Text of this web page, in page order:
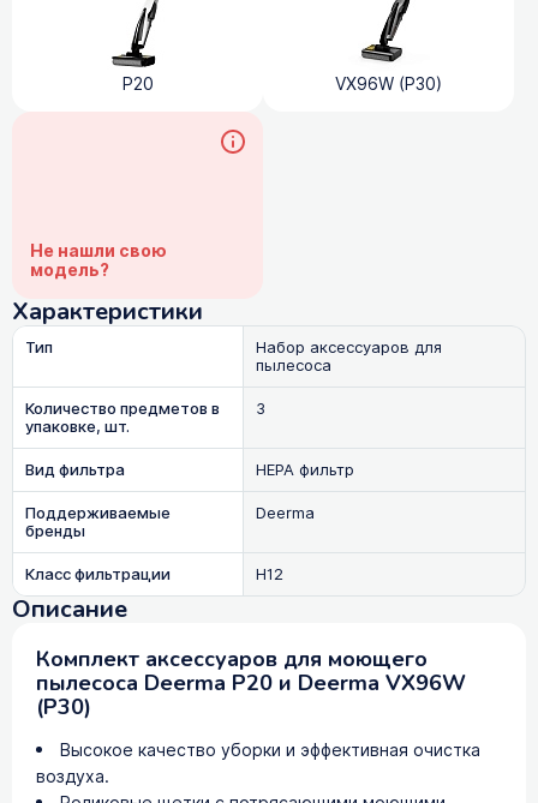
P20 VX96W (P30)
Не нашли свою
модель?
Характеристики
Тип Набор аксессуаров для
пылесоса
Количество предметов в
упаковке, шт.
3
Вид фильтра
HEPA фильтр
Поддерживаемые
бренды
Deerma
Класс фильтрации H12
Описание
Комплект аксессуаров для моющего
пылесоса Deerma P20 и Deerma VX96W
(P30)
Высокое качество уборки и эффективная очистка
воздуха.